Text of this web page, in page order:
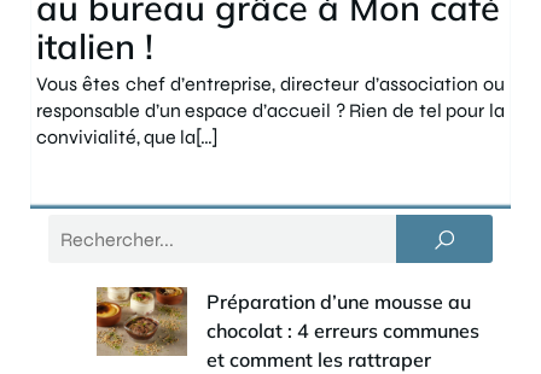
Préparation d’une mousse au
chocolat : 4 erreurs communes
et comment les rattraper
italien !
Vous êtes chef d’entreprise, directeur d’association ou
responsable d’un espace d’accueil ? Rien de tel pour la
convivialité, que la[…]